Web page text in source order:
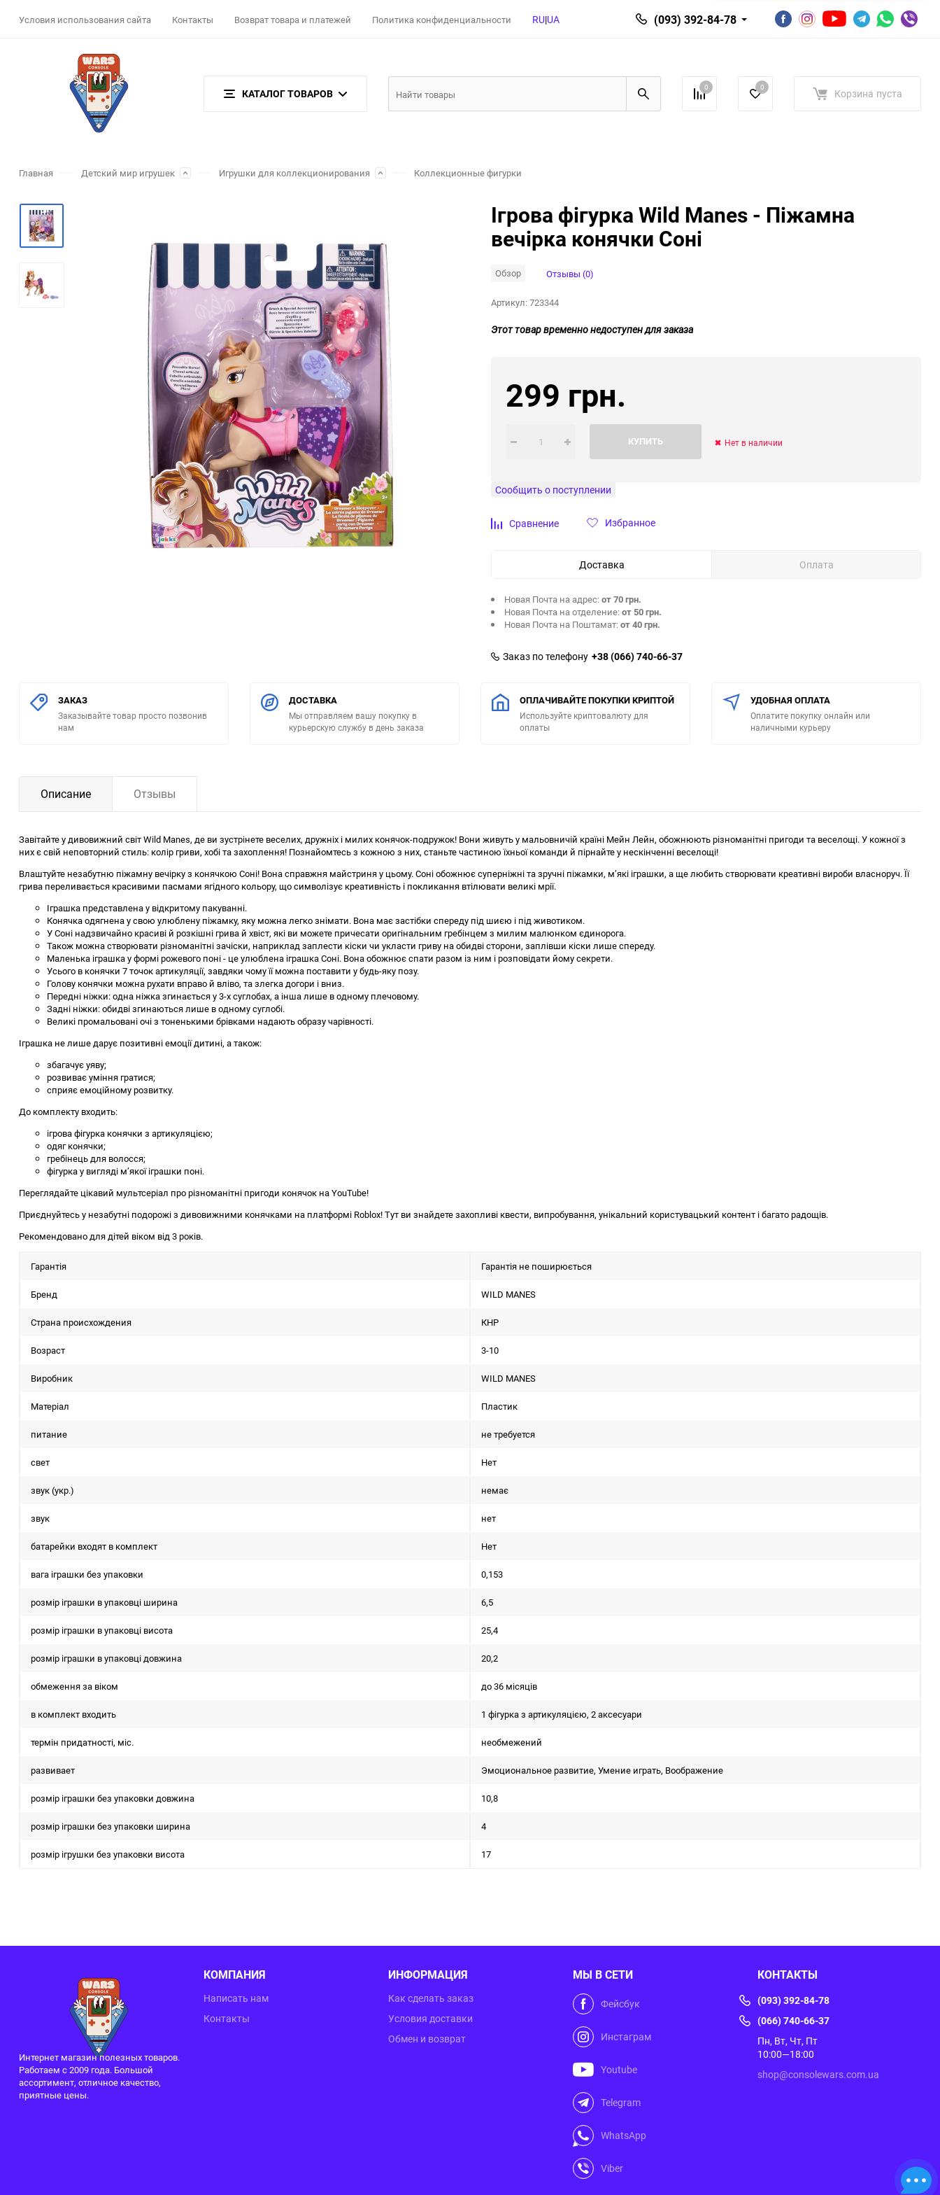
Условия использования сайта Контакты Возврат товара и платежей Политика конфиденциальности RU|UA (093) 392-84-78
КАТАЛОГ ТОВАРОВ 0 0 Корзина пуста
Главная Детский мир игрушек Игрушки для коллекционирования Коллекционные фигурки
Ігрова фігурка Wild Manes - Піжамна
вечірка конячки Соні
Обзор Отзывы (0)
Артикул:723344
Этот товар временно недоступен для заказа
299 грн.
КУПИТЬ Нет в наличии
Сообщить о поступлении
Сравнение Избранное
Доставка Оплата
Новая Почта на адрес:от 70 грн.
Новая Почта на отделение:от 50 грн.
Новая Почта на Поштамат:от 40 грн.
Заказ по телефону +38 (066) 740-66-37
ЗАКАЗ
Заказывайте товар просто позвонив
нам
ДОСТАВКА
Мы отправляем вашу покупку в
курьерскую службу в день заказа
ОПЛАЧИВАЙТЕ ПОКУПКИ КРИПТОЙ
Используйте криптовалюту для
оплаты
УДОБНАЯ ОПЛАТА
Оплатите покупку онлайн или
наличными курьеру
Описание Отзывы
Завітайте у дивовижний світ Wild Manes, де ви зустрінете веселих, дружніх і милих конячок-подружок! Вони живуть у мальовничій країні Мейн Лейн, обожнюють різноманітні пригоди та веселощі. У кожної з
них є свій неповторний стиль: колір гриви, хобі та захоплення! Познайомтесь з кожною з них, станьте частиною їхньої команди й пірнайте у нескінченні веселощі!
Влаштуйте незабутню піжамну вечірку з конячкою Соні! Вона справжня майстриня у цьому. Соні обожнює суперніжні та зручні піжамки, м’які іграшки, а ще любить створювати креативні вироби власноруч. Її
грива переливається красивими пасмами ягідного кольору, що символізує креативність і покликання втілювати великі мрії.
Іграшка представлена у відкритому пакуванні.
Конячка одягнена у свою улюблену піжамку, яку можна легко знімати. Вона має застібки спереду під шиєю і під животиком.
У Соні надзвичайно красиві й розкішні грива й хвіст, які ви можете причесати оригінальним гребінцем з милим малюнком єдинорога.
Також можна створювати різноманітні зачіски, наприклад заплести кіски чи укласти гриву на обидві сторони, заплівши кіски лише спереду.
Маленька іграшка у формі рожевого поні - це улюблена іграшка Соні. Вона обожнює спати разом із ним і розповідати йому секрети.
Усього в конячки 7 точок артикуляції, завдяки чому її можна поставити у будь-яку позу.
Голову конячки можна рухати вправо й вліво, та злегка догори і вниз.
Передні ніжки: одна ніжка згинається у 3-х суглобах, а інша лише в одному плечовому.
Задні ніжки: обидві згинаються лише в одному суглобі.
Великі промальовані очі з тоненькими брівками надають образу чарівності.
Іграшка не лише дарує позитивні емоції дитині, а також:
збагачує уяву;
розвиває уміння гратися;
сприяє емоційному розвитку.
До комплекту входить:
ігрова фігурка конячки з артикуляцією;
одяг конячки;
гребінець для волосся;
фігурка у вигляді м’якої іграшки поні.
Переглядайте цікавий мультсеріал про різноманітні пригоди конячок на YouTube!
Приєднуйтесь у незабутні подорожі з дивовижними конячками на платформі Roblox! Тут ви знайдете захопливі квести, випробування, унікальний користувацький контент і багато радощів.
Рекомендовано для дітей віком від 3 років.
Гарантія Гарантія не поширюється
Бренд WILD MANES
Страна происхождения КНР
Возраст 3-10
Виробник WILD MANES
Матеріал Пластик
питание не требуется
свет Нет
звук (укр.) немає
звук нет
батарейки входят в комплект Нет
вага іграшки без упаковки 0,153
розмір іграшки в упаковці ширина 6,5
розмір іграшки в упаковці висота 25,4
розмір іграшки в упаковці довжина 20,2
обмеження за віком до 36 місяців
в комплект входить 1 фігурка з артикуляцією, 2 аксесуари
термін придатності, міс. необмежений
развивает Эмоциональное развитие, Умение играть, Воображение
розмір іграшки без упаковки довжина 10,8
розмір іграшки без упаковки ширина 4
розмір ігрушки без упаковки висота 17
Интернет магазин полезных товаров.
Работаем с 2009 года. Большой
ассортимент, отличное качество,
приятные цены.
КОМПАНИЯ
Написать нам
Контакты
ИНФОРМАЦИЯ
Как сделать заказ
Условия доставки
Обмен и возврат
МЫ В СЕТИ
Фейсбук
Инстаграм
Youtube
Telegram
WhatsApp
Viber
КОНТАКТЫ
(093) 392-84-78
(066) 740-66-37
Пн, Вт, Чт, Пт
10:00—18:00
shop@consolewars.com.ua